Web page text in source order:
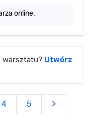
online.
warsztatu? Utwórz
4 5 >